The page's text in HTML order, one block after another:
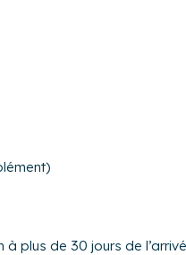
sous plafond : un salon
table à manger, avec
pain, lave-vaisselle,
et sa vaste salle de bain
s'ouvre sur l'extérieur
plus de 30 jours de